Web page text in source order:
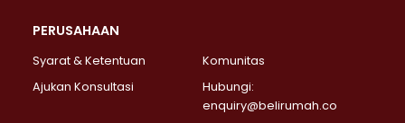
PERUSAHAAN
Syarat & Ketentuan
Komunitas
Ajukan Konsultasi
Hubungi:
enquiry@belirumah.co